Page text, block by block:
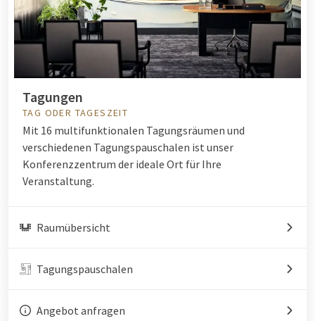
Tagungen
TAG ODER TAGESZEIT
Mit 16 multifunktionalen Tagungsräumen und
verschiedenen Tagungspauschalen ist unser
Konferenzzentrum der ideale Ort für Ihre
Veranstaltung.
Raumübersicht
Tagungspauschalen
Angebot anfragen